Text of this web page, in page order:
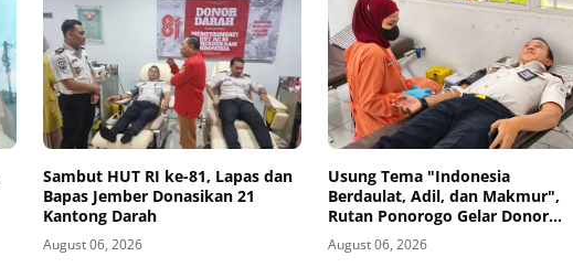
Sambut HUT RI ke-81, Lapas dan
Bapas Jember Donasikan 21
Kantong Darah
August 06, 2026
Usung Tema "Indonesia
Berdaulat, Adil, dan Makmur",
Rutan Ponorogo Gelar Donor
Darah Kemanusiaan Sambut HUT
RI ke-81
August 06, 2026